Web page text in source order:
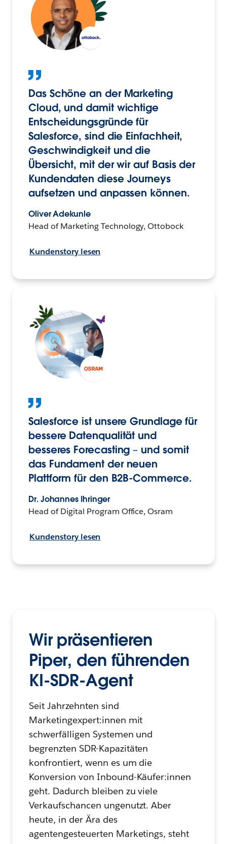
Das Schöne an der Marketing
Cloud, und damit wichtige
Entscheidungsgründe für
Salesforce, sind die Einfachheit,
Geschwindigkeit und die
Übersicht, mit der wir auf Basis der
Kundendaten diese Journeys
aufsetzen und anpassen können.
Oliver Adekunle
Head of Marketing Technology, Ottobock
Kundenstory lesen
Salesforce ist unsere Grundlage für
bessere Datenqualität und
besseres Forecasting – und somit
das Fundament der neuen
Plattform für den B2B-Commerce.
Dr. Johannes Ihringer
Head of Digital Program Office, Osram
Kundenstory lesen
Wir präsentieren
Piper, den führenden
KI-SDR-Agent
Seit Jahrzehnten sind
Marketingexpert:innen mit
schwerfälligen Systemen und
begrenzten SDR-Kapazitäten
konfrontiert, wenn es um die
Konversion von Inbound-Käufer:innen
geht. Dadurch bleiben zu viele
Verkaufschancen ungenutzt. Aber
heute, in der Ära des
agentengesteuerten Marketings, steht